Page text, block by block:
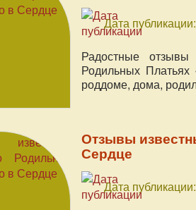
Дата публикации:
Радостные
Родильных
роддоме, дома,
Отзывы
Сердце
Дата публикации: